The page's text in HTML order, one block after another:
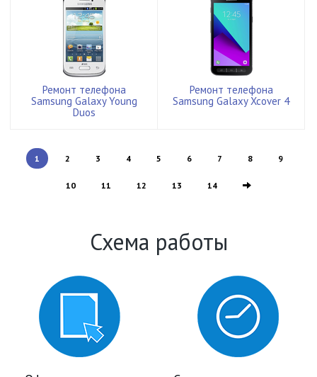
Ремонт телефона
Samsung Galaxy Young
Duos
Ремонт телефона
Samsung Galaxy Xcover 4
1 2 3 4 5 6 7 8 9
10 11 12 13 14
Схема работы